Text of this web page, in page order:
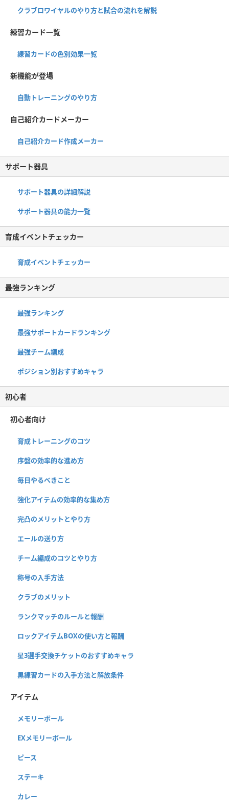
クラブロワイヤルのやり方と試合の流れを解説
練習カード一覧
練習カードの色別効果一覧
新機能が登場
自動トレーニングのやり方
自己紹介カードメーカー
自己紹介カード作成メーカー
サポート器具
サポート器具の詳細解説
サポート器具の能力一覧
育成イベントチェッカー
育成イベントチェッカー
最強ランキング
最強ランキング
最強サポートカードランキング
最強チーム編成
ポジション別おすすめキャラ
初心者
初心者向け
育成トレーニングのコツ
序盤の効率的な進め方
毎日やるべきこと
強化アイテムの効率的な集め方
完凸のメリットとやり方
エールの送り方
チーム編成のコツとやり方
称号の入手方法
クラブのメリット
ランクマッチのルールと報酬
ロックアイテムBOXの使い方と報酬
星3選手交換チケットのおすすめキャラ
黒練習カードの入手方法と解放条件
アイテム
メモリーボール
EXメモリーボール
ピース
ステーキ
カレー